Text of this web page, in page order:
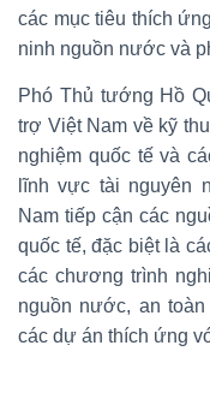
các mục tiêu thích
ninh nguồn nước và
Phó Thủ tướng Hồ
trợ Việt Nam về kỹ
nghiệm quốc tế và
lĩnh vực tài nguyên
Nam tiếp cận các
quốc tế, đặc biệt là
các chương trình
nguồn nước, an
các dự án thích ứng